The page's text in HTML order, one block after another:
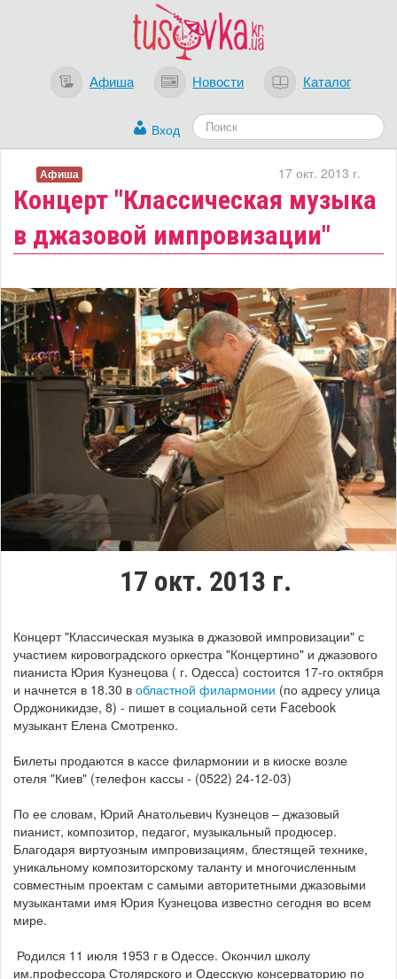
Афиша Новости Каталог
Вход
Концерт "Классическая музыка
в джазовой импровизации"
17 окт. 2013 г.
Афиша
17 окт. 2013 г.
Концерт "Классическая музыка в джазовой импровизации" с
участием кировоградского оркестра "Концертино" и джазового
пианиста Юрия Кузнецова ( г. Одесса) состоится 17-го октября
и начнется в 18.30 в областной филармонии (по адресу улица
Орджоникидзе, 8) - пишет в социальной сети Facebook
музыкант Елена Смотренко.
Билеты продаются в кассе филармонии и в киоске возле
отеля "Киев" (телефон кассы - (0522) 24-12-03)
По ее словам, Юрий Анатольевич Кузнецов – джазовый
пианист, композитор, педагог, музыкальный продюсер.
Благодаря виртуозным импровизациям, блестящей технике,
уникальному композиторскому таланту и многочисленным
совместным проектам с самыми авторитетными джазовыми
музыкантами имя Юрия Кузнецова известно сегодня во всем
мире.
Родился 11 июля 1953 г в Одессе. Окончил школу
им.профессора Столярского и Одесскую консерваторию по